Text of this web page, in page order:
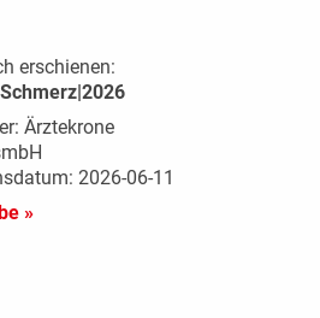
erschienen:
Ärztekrone
2026-06-11
»